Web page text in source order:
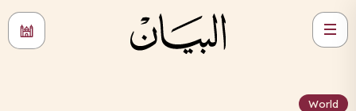
World